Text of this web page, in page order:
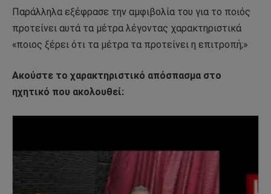
Παράλληλα εξέφρασε την αμφιβολία του για το ποιός
προτείνει αυτά τα μέτρα λέγοντας χαρακτηριστικά
«ποιος ξέρει ότι τα μέτρα τα προτείνει η επιτροπή;»
Ακούστε το χαρακτηριστικό απόσπασμα στο
ηχητικό που ακολουθεί: